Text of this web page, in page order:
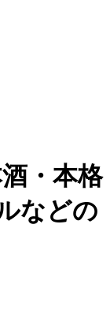
酒・本格
などの